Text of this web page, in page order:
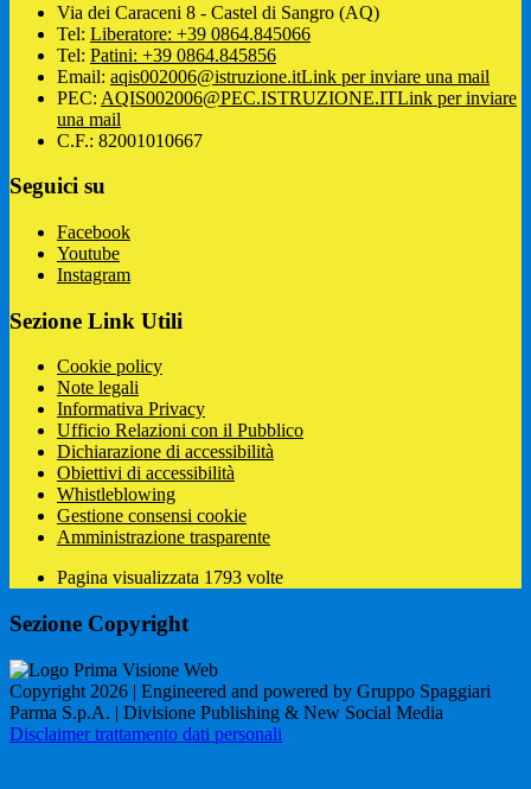
Via dei Caraceni 8 - Castel di Sangro (AQ)
Tel: Liberatore: +39 0864.845066
Tel: Patini: +39 0864.845856
Email: aqis002006@istruzione.itLink per inviare una mail
PEC: AQIS002006@PEC.ISTRUZIONE.ITLink per inviare
una mail
C.F.: 82001010667
Seguici su
Facebook
Youtube
Instagram
Sezione Link Utili
Cookie policy
Note legali
Informativa Privacy
Ufficio Relazioni con il Pubblico
Dichiarazione di accessibilità
Obiettivi di accessibilità
Whistleblowing
Gestione consensi cookie
Amministrazione trasparente
Pagina visualizzata 1793 volte
Sezione Copyright
Copyright 2026 | Engineered and powered by Gruppo Spaggiari
Parma S.p.A. | Divisione Publishing & New Social Media
Disclaimer trattamento dati personali